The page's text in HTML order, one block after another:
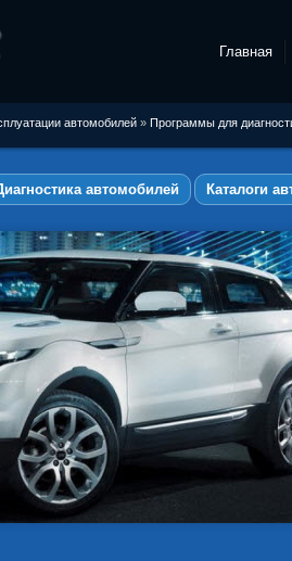
Главная
автомобилей » Программы для
автомобилей Каталоги